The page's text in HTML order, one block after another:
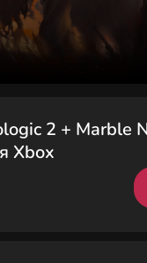
2 + Marble
Xbox